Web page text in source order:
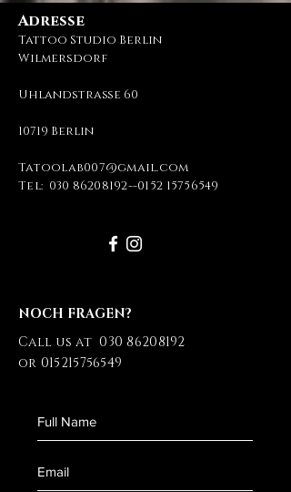
Adresse
Tattoo Studio Berlin
Wilmersdorf
Uhlandstraße 60
10719 Berlin
Tatoolab007@gmail.com
Tel: 030 86208192--0152 15756549
NOCH FRAGEN?
Call us at030 86208192
or 015215756549